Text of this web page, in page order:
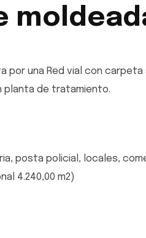
por una Red vial con
planta de tratamiento.
posta policial, locales,
4.240,00 m2)